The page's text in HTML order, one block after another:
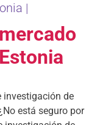
|
investigación de
está seguro por